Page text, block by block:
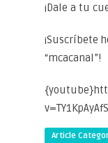
¡Dale a tu
¡Suscríbete
“mcacanal”!
Article